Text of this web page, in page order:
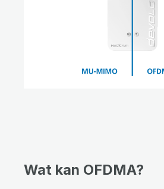
Wat kan OFDMA?